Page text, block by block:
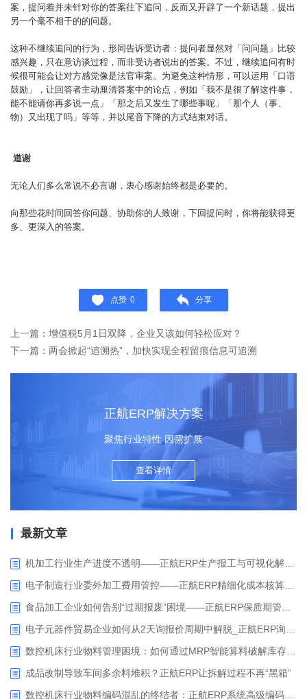
案，提问着并未针对你的答案往下追问，反而又开辟了一个新话题，提出
另一个毫不相干的的问题。
这种不继续追问的行为，形同告诉受访者：提问者显然对「问问题」比较
感兴趣，只在意访谈过程，而非受访者说出的答案。不过，继续追问有时
候很可能会让对方感觉像是法官审案。为避免这种情形，可以运用「口语
鼓励」，让回答者主动厘清答案中的论点，例如「我不是很了解这件事，
能不能请你再多说一点」「那之后又发生了哪些事呢」「那个人（事、
物）又出现了吗」等等，并以尾音下降的方式结束对话。
道谢
无论人们多么常说不必言谢，衷心感谢始终都是必要的。
向那些花时间回答你问题、协助你的人致谢，下回提问时，你将能获得更
多、更深入的答案。
点赞 0 分享
上一篇：增值税5月1日双降，企业又该如何轻松应对？
下一篇：两会掀起“追溯热”，加快实现全程留痕信息可追溯
正航ERP解决方案
聚焦行业特性 因需扩展
查看详情
最新文章
成品改制导致车间多余料堆积？正航ERP让拆解过程不再“黑箱”